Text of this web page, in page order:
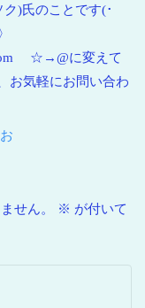
)氏のことです(･
☆→@に変えて
お気軽にお問い合わ
せん。 ※ が付いて